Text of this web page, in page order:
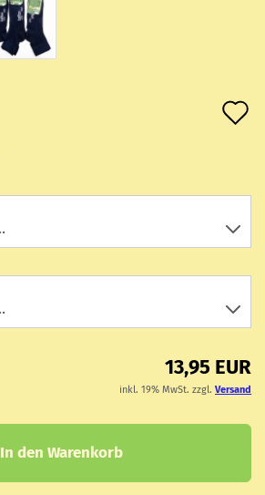
13,95 EUR
inkl. 19% MwSt. zzgl. Versand
In den Warenkorb